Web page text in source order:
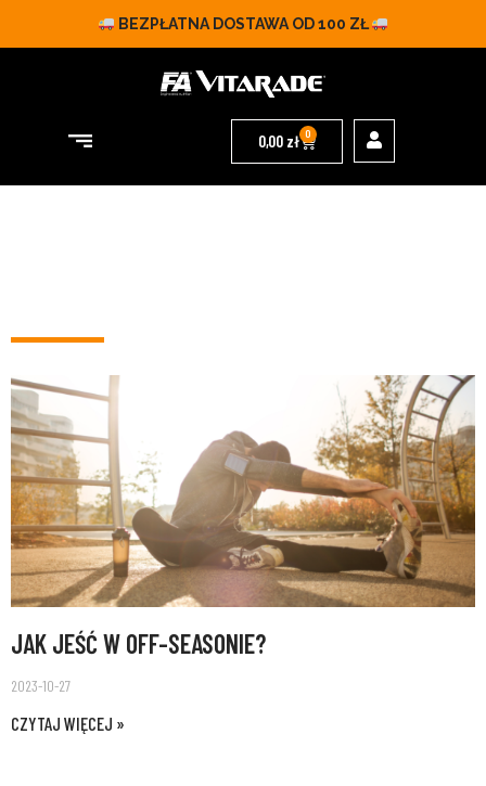
BEZPŁATNA DOSTAWA OD 100 ZŁ
0,00 zł 0
JAK JEŚĆ W OFF-SEASONIE?
2023-10-27
CZYTAJ WIĘCEJ »